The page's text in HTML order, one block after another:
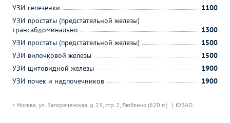
г. Москва, ул. Белореченская, д. 25, стр. 2, Люблино (620 м) ЮВАО
УЗИ селезенки
1100
УЗИ простаты (предстательной железы)
трансабдоминально
1300
УЗИ простаты (предстательной железы)
1500
УЗИ вилочковой железы
1500
УЗИ щитовидной железы
1900
УЗИ почек и надпочечников
1900